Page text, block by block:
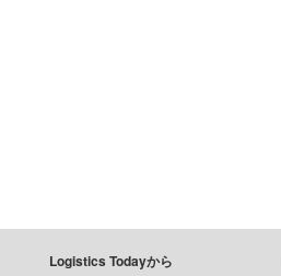
Logistics Todayから